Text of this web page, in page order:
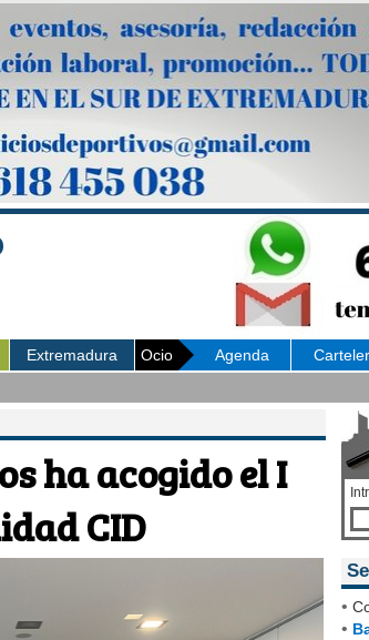
Extremadura Ocio Agenda
ha acogido el I
CID
•
•